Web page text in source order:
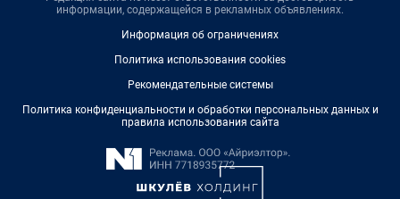
информации, содержащейся в рекламных объявлениях.
Информация об ограничениях
Политика использования cookies
Рекомендательные системы
Политика конфиденциальности и обработки персональных данных и
правила использования сайта